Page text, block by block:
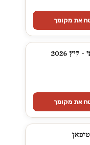
את מקומך
2026
את מקומך